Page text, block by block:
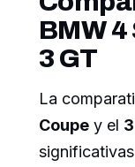
BMW 4
3 GT
La
Coupe y el